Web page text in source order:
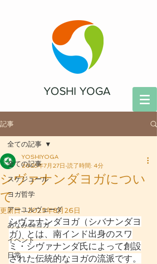
YOSHI YOGA
記事
全ての記事
スケジュール
ヨガ哲学
アーユルヴェーダ
あなみdeヨガ
イベント
日常
全ての記事
シヴァナンダヨガについ
て
YOSHIYOGA
2025年7月27日 読了時間: 4分
更新日：2025年8月26日
シヴァナンダヨガ（シバナンダヨ
ガ）とは、南インド出身のスワ
ミ・シヴァナンダ氏によって創設
された伝統的なヨガの流派です。